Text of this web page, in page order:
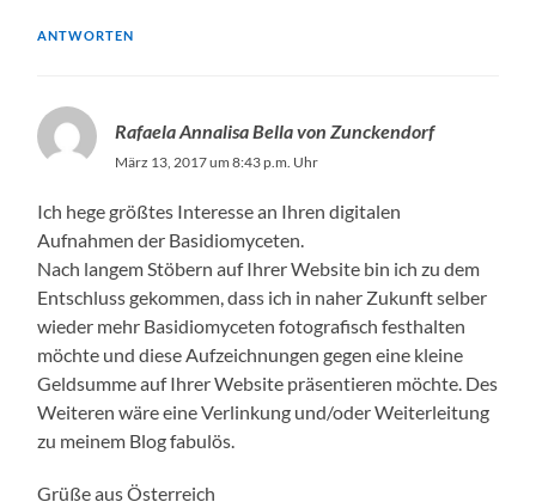
ANTWORTEN
Rafaela Annalisa Bella von Zunckendorf
März 13, 2017 um 8:43 p.m. Uhr
Ich hege größtes Interesse an Ihren digitalen
Aufnahmen der Basidiomyceten.
Nach langem Stöbern auf Ihrer Website bin ich zu dem
Entschluss gekommen, dass ich in naher Zukunft selber
wieder mehr Basidiomyceten fotografisch festhalten
möchte und diese Aufzeichnungen gegen eine kleine
Geldsumme auf Ihrer Website präsentieren möchte. Des
Weiteren wäre eine Verlinkung und/oder Weiterleitung
zu meinem Blog fabulös.
Grüße aus Österreich